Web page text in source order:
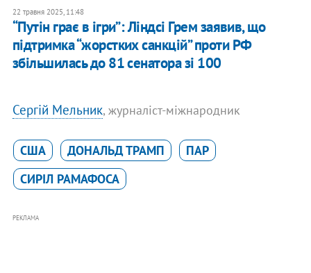
22 травня 2025, 11:48
“Путін грає в ігри”: Ліндсі Грем заявив, що
підтримка “жорстких санкцій” проти РФ
збільшилась до 81 сенатора зі 100
Сергій Мельник, журналіст-міжнародник
США ДОНАЛЬД ТРАМП
ПАР
СИРІЛ РАМАФОСА
РЕКЛАМА